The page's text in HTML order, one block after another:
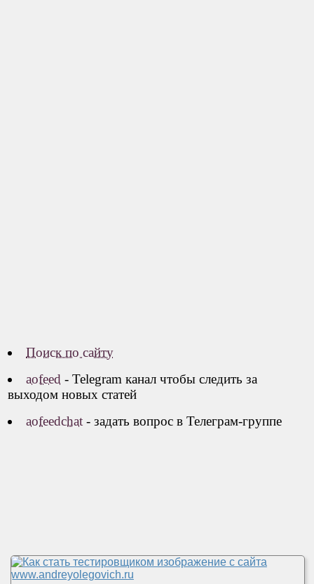
Поиск по сайту
aofeed - Telegram канал чтобы следить за
выходом новых статей
aofeedchat - задать вопрос в Телеграм-группе